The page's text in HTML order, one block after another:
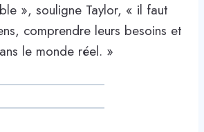
», souligne Taylor, « il faut
comprendre leurs besoins et
le monde réel. »